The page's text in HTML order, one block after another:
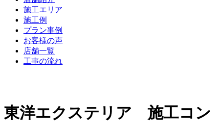
施工エリア
施工例
プラン事例
お客様の声
店舗一覧
工事の流れ
東洋エクステリア 施工コン